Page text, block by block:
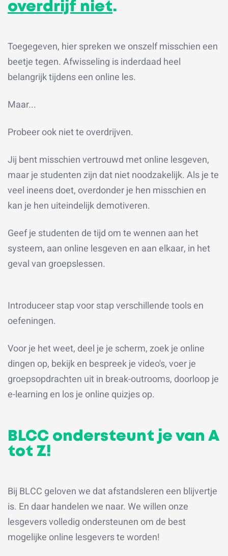
overdrijf niet.
Toegegeven, hier spreken we onszelf misschien een
beetje tegen. Afwisseling is inderdaad heel
belangrijk tijdens een online les.
Maar...
Probeer ook niet te overdrijven.
Jij bent misschien vertrouwd met online lesgeven,
maar je studenten zijn dat niet noodzakelijk. Als je te
veel ineens doet, overdonder je hen misschien en
kan je hen uiteindelijk demotiveren.
Geef je studenten de tijd om te wennen aan het
systeem, aan online lesgeven en aan elkaar, in het
geval van groepslessen.
Introduceer stap voor stap verschillende tools en
oefeningen.
Voor je het weet, deel je je scherm, zoek je online
dingen op, bekijk en bespreek je video's, voer je
groepsopdrachten uit in break-outrooms, doorloop je
e-learning en los je online quizjes op.
BLCC ondersteunt je van A
tot Z!
Bij BLCC geloven we dat afstandsleren een blijvertje
is. En daar handelen we naar. We willen onze
lesgevers volledig ondersteunen om de best
mogelijke online lesgevers te worden!